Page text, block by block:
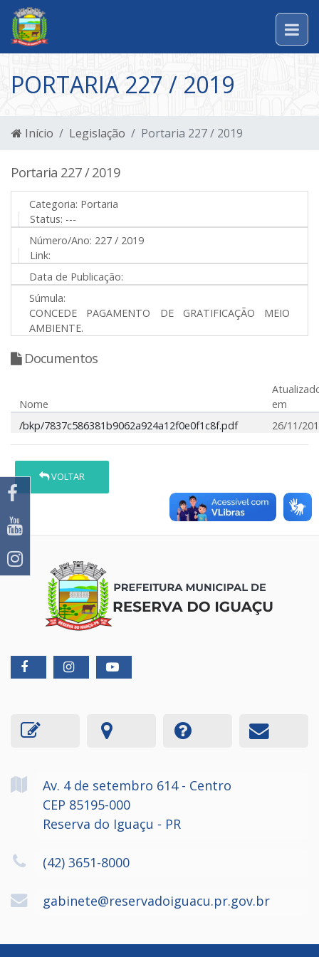
PORTARIA 227 / 2019
Início Legislação Portaria 227 / 2019
Portaria 227 / 2019
Categoria: Portaria
Status: ---
Número/Ano: 227 / 2019
Link:
Data de Publicação:
Súmula:
CONCEDE PAGAMENTO DE GRATIFICAÇÃO MEIO
AMBIENTE.
Documentos
Nome
em
/bkp/7837c586381b9062a924a12f0e0f1c8f.pdf
26/11/
VOLTAR
Av. 4 de setembro 614 - Centro
CEP 85195-000
Reserva do Iguaçu - PR
(42) 3651-8000
gabinete@reservadoiguacu.pr.gov.br